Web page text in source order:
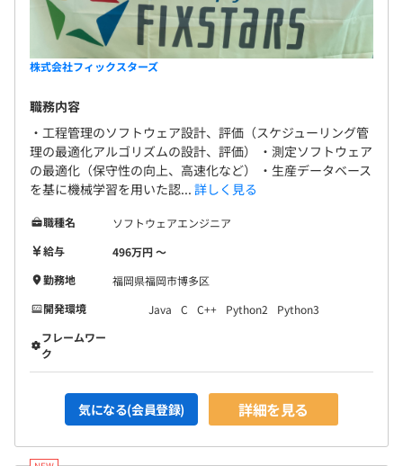
株式会社フィックスターズ
職務内容
・工程管理のソフトウェア設計、評価（スケジューリング管
理の最適化アルゴリズムの設計、評価） ・測定ソフトウェア
の最適化（保守性の向上、高速化など） ・生産データベース
を基に機械学習を用いた認... 詳しく見る
職種名
ソフトウェアエンジニア
給与
496万円 〜
勤務地
福岡県福岡市博多区
開発環境
Java C C++ Python2
Python3
フレームワー
ク
気になる(会員登録) 詳細を見る